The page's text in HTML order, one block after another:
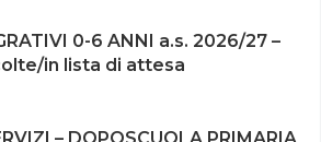
0-6 ANNI a.s. 2026/27 –
in lista di attesa